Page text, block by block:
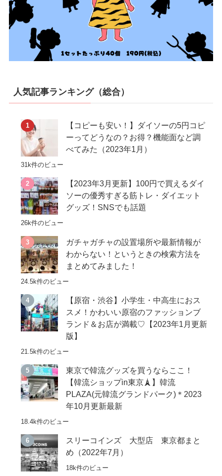
人気記事ランキング（総合）
【コピーも安い！】ダイソーの5円コピ
ーってどうなの？お得？機能面など調
べてみた（2023年1月）
31k件のビュー
【2023年3月更新】100円で買えるダイ
ソーの優秀すぎる筋トレ・ダイエット
グッズ！SNSでも話題
26k件のビュー
ガチャガチャの設置場所や最新情報が
わからない！というときの検索方法を
まとめてみました！
24.5k件のビュー
【原宿・渋谷】小学生・中高生におス
スメ！かわいい原宿のファッションブ
ランド＆お店が満載♡【2023年1月更新
版】
21.5k件のビュー
東京で韓流グッズを買うならここ！
【韓流ショップin東京🗼】韓流
PLAZA(元韓流グランドパーク)＊2023
年10月更新最新
18.4k件のビュー
スリーコインズ 大型店 東京都まと
め（2022年7月）
18k件のビュー